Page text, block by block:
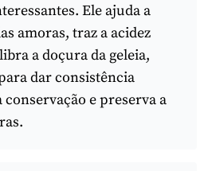
Ele ajuda a
amoras, traz a acidez
a doçura da geleia,
dar consistência
e preserva a